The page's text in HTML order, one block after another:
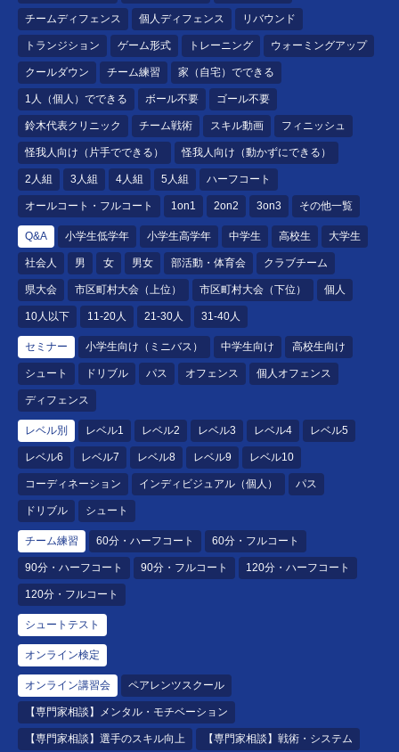
チームディフェンス 個人ディフェンス リバウンド
トランジション ゲーム形式 トレーニング ウォーミングアップ
クールダウン チーム練習 家（自宅）でできる
1人（個人）でできる ボール不要 ゴール不要
鈴木代表クリニック チーム戦術 スキル動画 フィニッシュ
怪我人向け（片手でできる） 怪我人向け（動かずにできる）
2人組 3人組 4人組 5人組 ハーフコート
オールコート・フルコート 1on1 2on2 3on3 その他一覧
Q&A 小学生低学年 小学生高学年 中学生 高校生 大学生
社会人 男 女 男女 部活動・体育会 クラブチーム
県大会 市区町村大会（上位） 市区町村大会（下位） 個人
10人以下 11-20人 21-30人 31-40人
セミナー 小学生向け（ミニバス） 中学生向け 高校生向け
シュート ドリブル パス オフェンス 個人オフェンス
ディフェンス
レベル別 レベル1 レベル2 レベル3 レベル4 レベル5
レベル6 レベル7 レベル8 レベル9 レベル10
コーディネーション インディビジュアル（個人） パス
ドリブル シュート
チーム練習 60分・ハーフコート 60分・フルコート
90分・ハーフコート 90分・フルコート 120分・ハーフコート
120分・フルコート
シュートテスト
オンライン検定
オンライン講習会 ペアレンツスクール
【専門家相談】メンタル・モチベーション
【専門家相談】選手のスキル向上 【専門家相談】戦術・システム